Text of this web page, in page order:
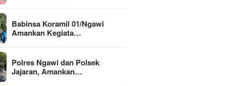
Babinsa Koramil 01/Ngawi
Amankan Kegiata…
Polres Ngawi dan Polsek
Jajaran, Amankan…